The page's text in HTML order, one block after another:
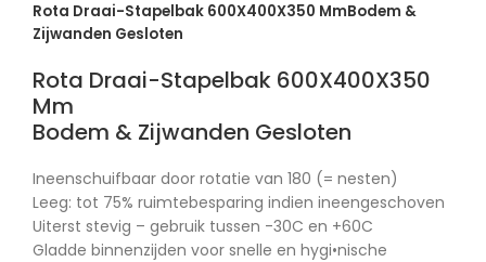
Rota Draai-Stapelbak 600X400X350 MmBodem &
Zijwanden Gesloten
Rota Draai-Stapelbak 600X400X350
Mm
Bodem & Zijwanden Gesloten
Ineenschuifbaar door rotatie van 180 (= nesten)
Leeg: tot 75% ruimtebesparing indien ineengeschoven
Uiterst stevig – gebruik tussen -30C en +60C
Gladde binnenzijden voor snelle en hygi•nische